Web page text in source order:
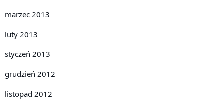
marzec 2013
luty 2013
styczeń 2013
grudzień 2012
listopad 2012